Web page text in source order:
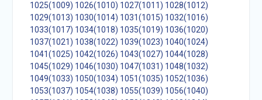
1025(1009) 1026(1010) 1027(1011) 1028(1012)
1029(1013) 1030(1014) 1031(1015) 1032(1016)
1033(1017) 1034(1018) 1035(1019) 1036(1020)
1037(1021) 1038(1022) 1039(1023) 1040(1024)
1041(1025) 1042(1026) 1043(1027) 1044(1028)
1045(1029) 1046(1030) 1047(1031) 1048(1032)
1049(1033) 1050(1034) 1051(1035) 1052(1036)
1053(1037) 1054(1038) 1055(1039) 1056(1040)